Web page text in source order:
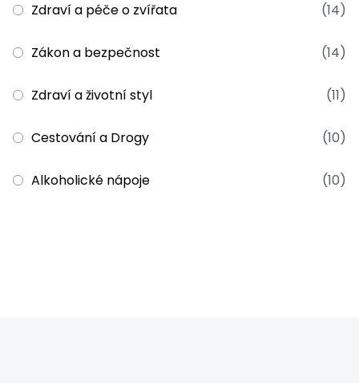
Zdraví a péče o zvířata (14)
Zákon a bezpečnost (14)
Zdraví a životní styl (11)
Cestování a Drogy (10)
Alkoholické nápoje (10)